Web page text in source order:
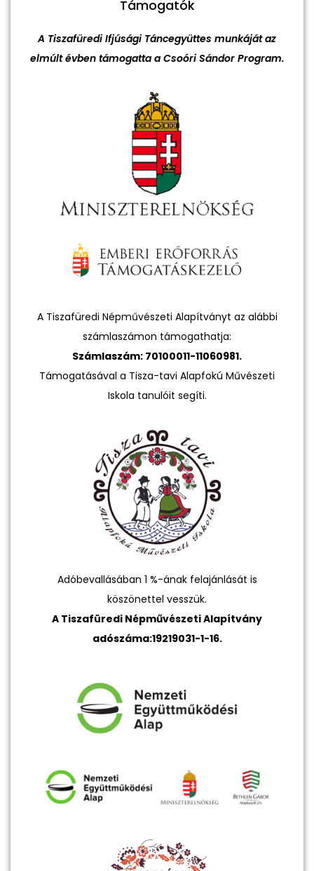
Támogatók
A Tiszafüredi Ifjúsági Táncegyüttes munkáját az
elmúlt évben támogatta a Csoóri Sándor Program.
A Tiszafüredi Népművészeti Alapítványt az alábbi
számlaszámon támogathatja:
Számlaszám: 70100011-11060981.
Támogatásával a Tisza-tavi Alapfokú Művészeti
Iskola tanulóit segíti.
Adóbevallásában 1 %-ának felajánlását is
köszönettel vesszük.
A Tiszafüredi Népművészeti Alapítvány
adószáma:19219031-1-16.